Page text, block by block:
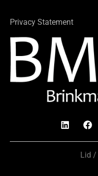
Privacy Statement
Lid /